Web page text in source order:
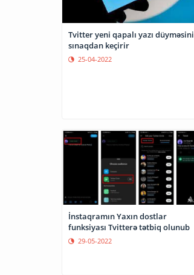
Tvitter yeni qapalı yazı düyməsini
sınaqdan keçirir
25-04-2022
İnstaqramın Yaxın dostlar
funksiyası Tvitterə tətbiq olunub
29-05-2022